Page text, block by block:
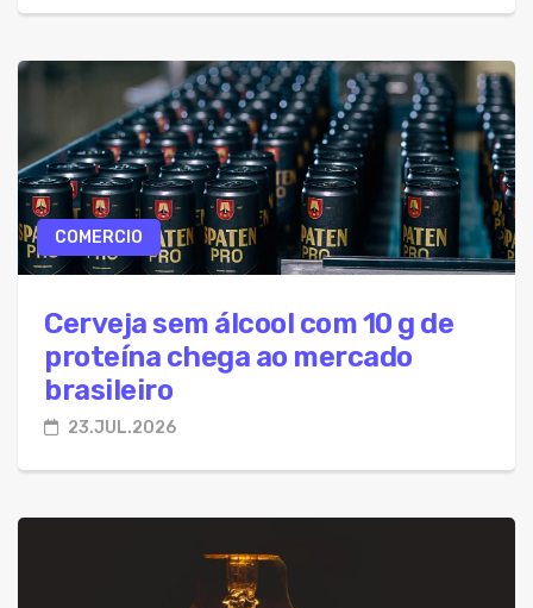
COMERCIO
Cerveja sem álcool com 10 g de
proteína chega ao mercado
brasileiro
23.JUL.2026